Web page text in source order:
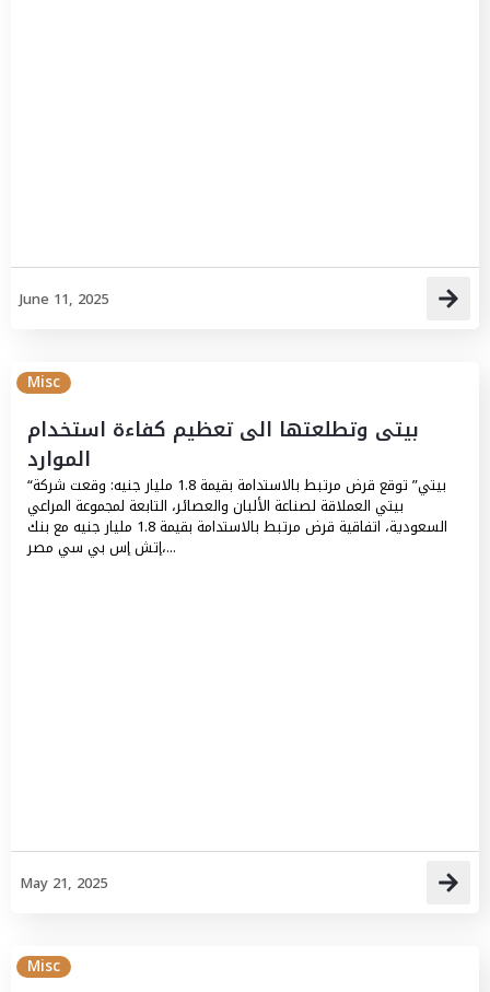
June 11, 2025
Misc
بيتى وتطلعتها الى تعظيم كفاءة استخدام
الموارد
“بيتي” توقع قرض مرتبط بالاستدامة بقيمة 1.8 مليار جنيه: وقعت شركة
بيتي العملاقة لصناعة الألبان والعصائر، التابعة لمجموعة المراعي
السعودية، اتفاقية قرض مرتبط بالاستدامة بقيمة 1.8 مليار جنيه مع بنك
إتش إس بي سي مصر،...
May 21, 2025
Misc